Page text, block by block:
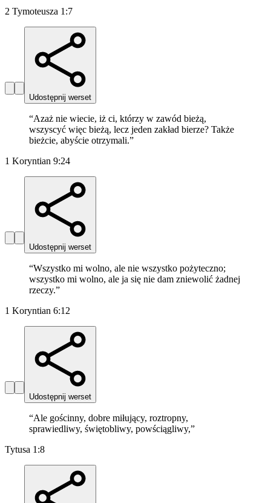
2 Tymoteusza 1:7
Udostępnij werset
“Azaż nie wiecie, iż ci, którzy w zawód bieżą,
wszyscyć więc bieżą, lecz jeden zakład bierze? Także
bieżcie, abyście otrzymali.”
1 Koryntian 9:24
Udostępnij werset
“Wszystko mi wolno, ale nie wszystko pożyteczno;
wszystko mi wolno, ale ja się nie dam zniewolić żadnej
rzeczy.”
1 Koryntian 6:12
Udostępnij werset
“Ale gościnny, dobre miłujący, roztropny,
sprawiedliwy, świętobliwy, powściągliwy,”
Tytusa 1:8